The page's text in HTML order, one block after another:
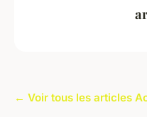
← Voir tous les articles